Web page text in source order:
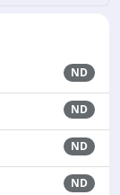
ND
ND
ND
ND